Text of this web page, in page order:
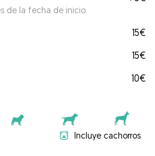
de la fecha de inicio.
15€
15€
10€
Incluye cachorros